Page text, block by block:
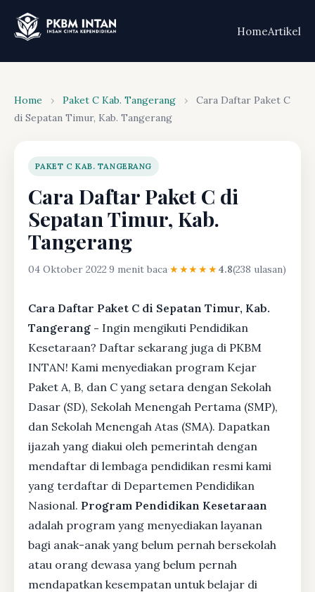
HomeArtikel
Home › Paket C Kab. Tangerang ›
Cara Daftar Paket C
di Sepatan Timur, Kab. Tangerang
PAKET C KAB. TANGERANG
Cara Daftar Paket C di
Sepatan Timur, Kab.
Tangerang
04 Oktober 2022·9 menit baca·★★★★★4.8(238 ulasan)
Cara Daftar Paket C di Sepatan Timur, Kab.
Tangerang - Ingin mengikuti Pendidikan
Kesetaraan? Daftar sekarang juga di PKBM
INTAN! Kami menyediakan program Kejar
Paket A, B, dan C yang setara dengan Sekolah
Dasar (SD), Sekolah Menengah Pertama (SMP),
dan Sekolah Menengah Atas (SMA). Dapatkan
ijazah yang diakui oleh pemerintah dengan
mendaftar di lembaga pendidikan resmi kami
yang terdaftar di Departemen Pendidikan
Nasional. Program Pendidikan Kesetaraan
adalah program yang menyediakan layanan
bagi anak-anak yang belum pernah bersekolah
atau orang dewasa yang belum pernah
mendapatkan kesempatan untuk belajar di